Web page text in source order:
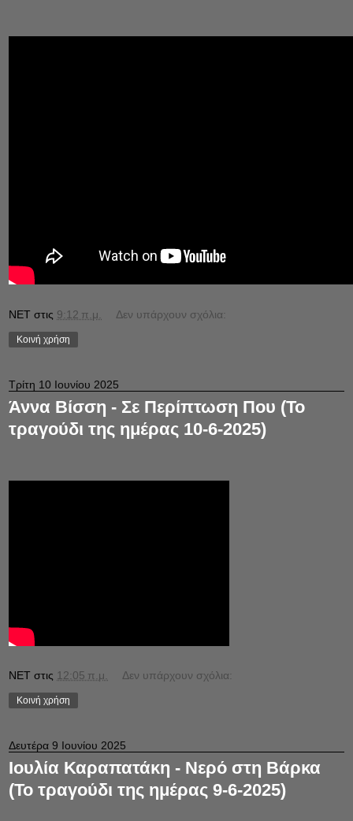
NET στις 9:12 π.μ. Δεν υπάρχουν σχόλια:
Κοινή χρήση
Τρίτη 10 Ιουνίου 2025
Άννα Βίσση - Σε Περίπτωση Που (Το
τραγούδι της ημέρας 10-6-2025)
NET στις 12:05 π.μ. Δεν υπάρχουν σχόλια:
Κοινή χρήση
Δευτέρα 9 Ιουνίου 2025
Ιουλία Καραπατάκη - Νερό στη Βάρκα
(Το τραγούδι της ημέρας 9-6-2025)